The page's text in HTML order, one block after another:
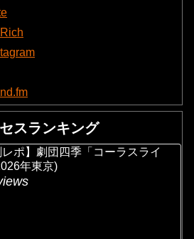
スランキング
レポ】劇団四季「コーラスライ
年東京)